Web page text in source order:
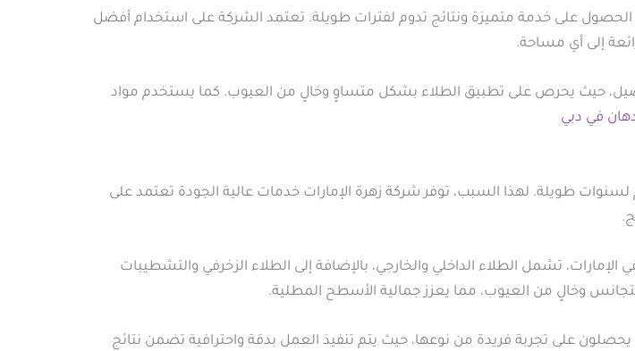
على خدمة متميزة ونتائج تدوم لفترات طويلة. تعتمد الشركة على استخدام أفضل
إلى أي مساحة.
حيث يحرص على تطبيق الطلاء بشكل متساوٍ وخالٍ من العيوب. كما يستخدم مواد
في دبي
طويلة. لهذا السبب، توفر شركة زهرة الإمارات خدمات عالية الجودة تعتمد على
تشمل الطلاء الداخلي والخارجي، بالإضافة إلى الطلاء الزخرفي والتشطيبات
وخالٍ من العيوب، مما يعزز جمالية الأسطح المطلية.
يحصلون على تجربة فريدة من نوعها، حيث يتم تنفيذ العمل بدقة واحترافية تضمن نتائج